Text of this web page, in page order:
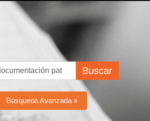
Buscar
Búsqueda Avanzada »